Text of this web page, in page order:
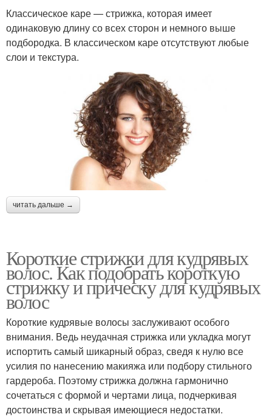
Классическое каре — стрижка, которая имеет
одинаковую длину со всех сторон и немного выше
подбородка. В классическом каре отсутствуют любые
слои и текстура.
читать дальше →
Короткие стрижки для кудрявых
волос. Как подобрать короткую
стрижку и прическу для кудрявых
волос
Короткие кудрявые волосы заслуживают особого
внимания. Ведь неудачная стрижка или укладка могут
испортить самый шикарный образ, сведя к нулю все
усилия по нанесению макияжа или подбору стильного
гардероба. Поэтому стрижка должна гармонично
сочетаться с формой и чертами лица, подчеркивая
достоинства и скрывая имеющиеся недостатки.